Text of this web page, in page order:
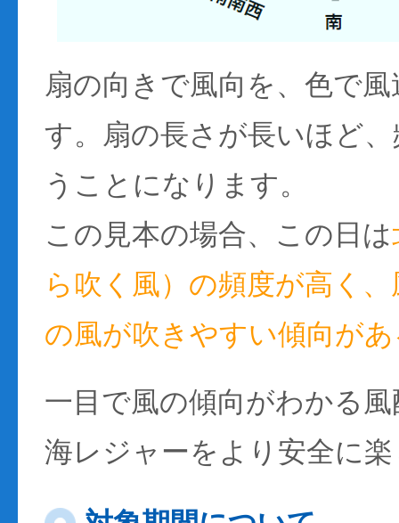
扇の向きで風向を、色で
す。扇の長さが長いほど
うことになります。
この見本の場合、この日は
ら吹く風）の頻度が高く
の風が吹きやすい傾向が
一目で風の傾向がわかる
海レジャーをより安全に